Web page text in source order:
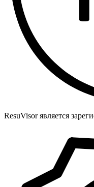
ResuVisor является